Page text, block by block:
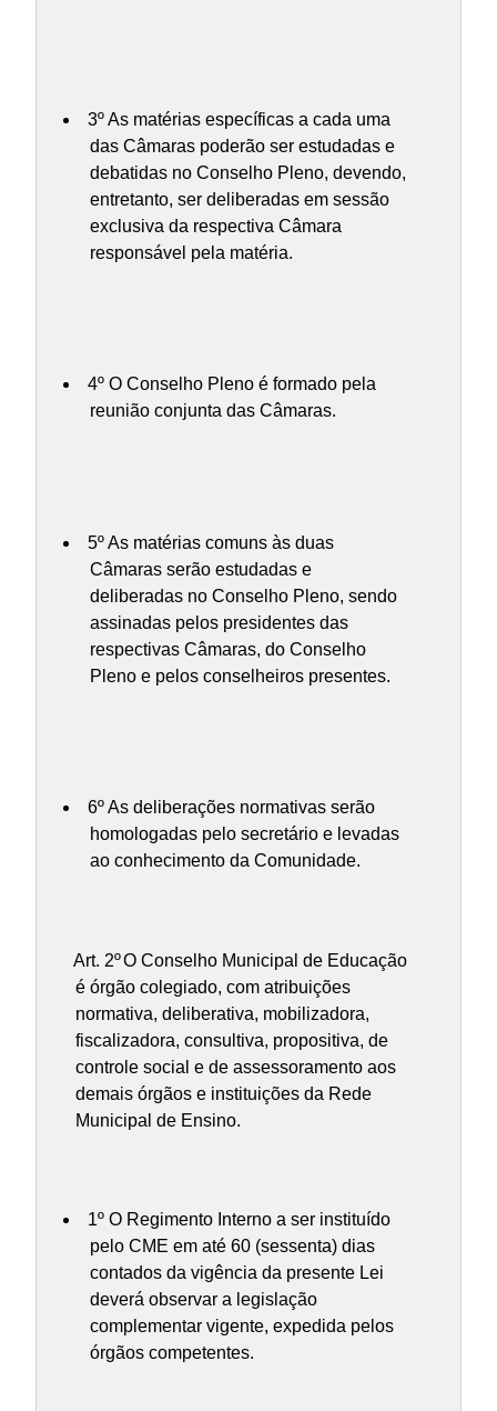
3º As matérias específicas a cada uma
das Câmaras poderão ser estudadas e
debatidas no Conselho Pleno, devendo,
entretanto, ser deliberadas em sessão
exclusiva da respectiva Câmara
responsável pela matéria.
4º O Conselho Pleno é formado pela
reunião conjunta das Câmaras.
5º As matérias comuns às duas
Câmaras serão estudadas e
deliberadas no Conselho Pleno, sendo
assinadas pelos presidentes das
respectivas Câmaras, do Conselho
Pleno e pelos conselheiros presentes.
6º As deliberações normativas serão
homologadas pelo secretário e levadas
ao conhecimento da Comunidade.
Art. 2ºO Conselho Municipal de Educação
é órgão colegiado, com atribuições
normativa, deliberativa, mobilizadora,
fiscalizadora, consultiva, propositiva, de
controle social e de assessoramento aos
demais órgãos e instituições da Rede
Municipal de Ensino.
1º O Regimento Interno a ser instituído
pelo CME em até 60 (sessenta) dias
contados da vigência da presente Lei
deverá observar a legislação
complementar vigente, expedida pelos
órgãos competentes.